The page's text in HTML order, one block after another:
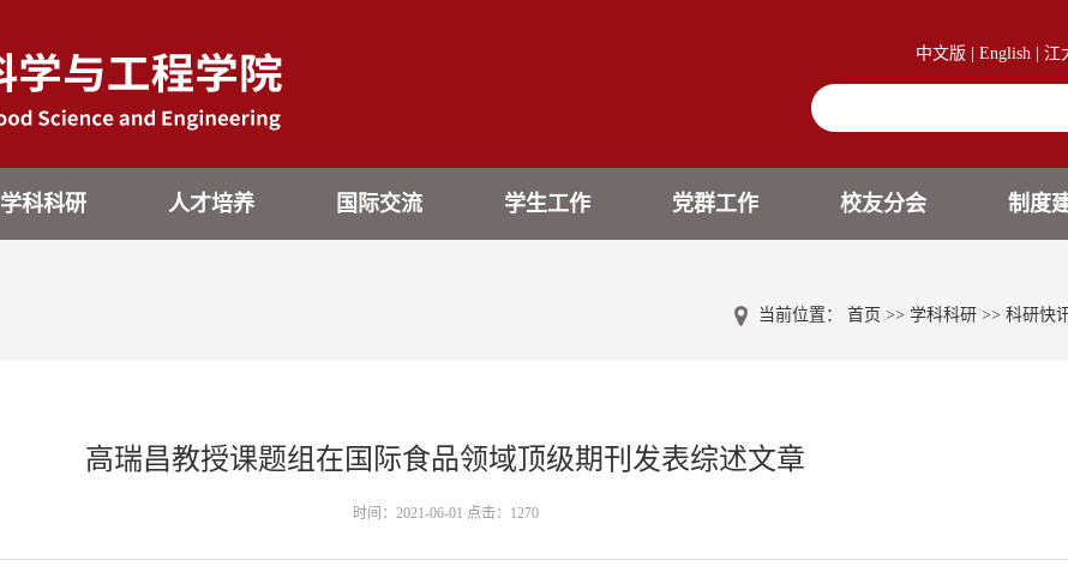
中文版 English 江
学科科研 人才培养 国际交流 学生工作 党群工作 校友分会 制度
当前位置： 首页 >> 学科科研 >> 科研快
高瑞昌教授课题组在国际食品领域顶级期刊发表综述文章
时间：2021-06-01 点击： 1270